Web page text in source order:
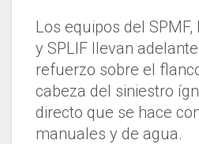
Los equipos del SPMF,
y SPLIF llevan
refuerzo sobre el
cabeza del siniestro
directo que se hace
manuales y de agua.